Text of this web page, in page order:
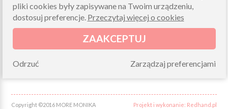
sklep@morelkowe.pl
+48 34 506 50 60
+48 34 506 50 70
NIP 573 262 56 01
Copyright ©2016 MORE MONIKA Projekt i wykonanie: Redhand.pl
pliki cookies były zapisywane na Twoim urządzeniu,
dostosuj preferencje. Przeczytaj więcej o cookies
ZAAKCEPTUJ
Zarządzaj preferencjami
Odrzuć